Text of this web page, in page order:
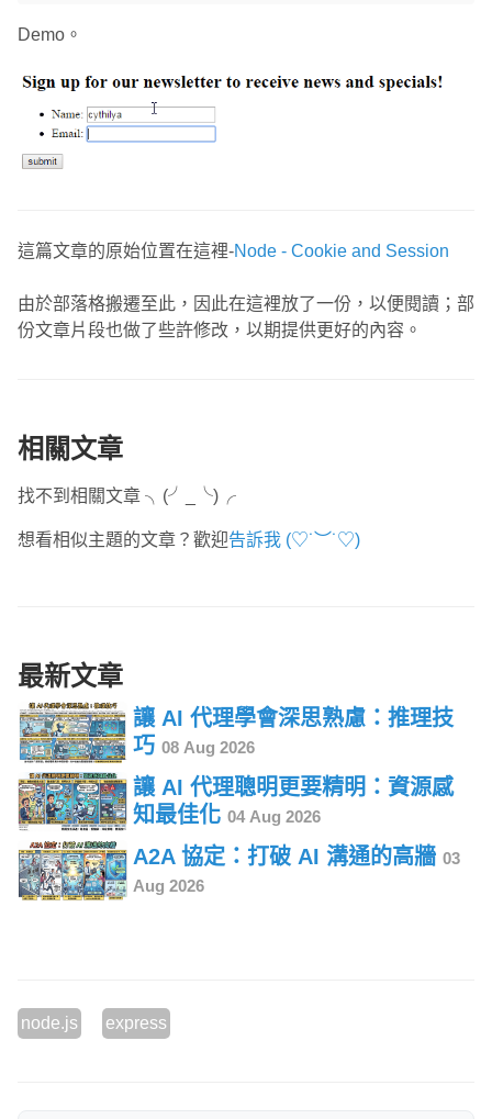
Demo。
這篇文章的原始位置在這裡-Node - Cookie and Session
由於部落格搬遷至此，因此在這裡放了一份，以便閱讀；部
份文章片段也做了些許修改，以期提供更好的內容。
相關文章
找不到相關文章 ╮(╯_╰)╭
想看相似主題的文章？歡迎告訴我 (♡˙︶˙♡)
最新文章
讓 AI 代理學會深思熟慮：推理技
巧 08 Aug 2026
讓 AI 代理聰明更要精明：資源感
知最佳化 04 Aug 2026
A2A 協定：打破 AI 溝通的高牆 03
Aug 2026
node.js express